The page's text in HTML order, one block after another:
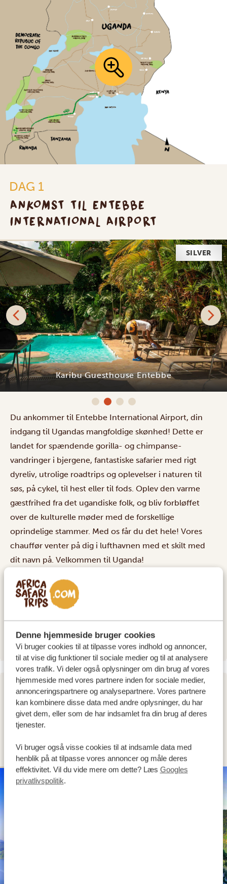
Denne hjemmeside bruger cookies
Vi bruger cookies til at tilpasse vores indhold og annoncer,
til at vise dig funktioner til sociale medier og til at analysere
vores trafik. Vi deler også oplysninger om din brug af vores
hjemmeside med vores partnere inden for sociale medier,
annonceringspartnere og analysepartnere. Vores partnere
kan kombinere disse data med andre oplysninger, du har
givet dem, eller som de har indsamlet fra din brug af deres
tjenester.
Vi bruger også visse cookies til at indsamle data med
henblik på at tilpasse vores annoncer og måle deres
effektivitet. Vil du vide mere om dette? Læs Googles
privatlivspolitik.
DAG 1
ANKOMST TIL ENTEBBE
INTERNATIONAL AIRPORT
SILVER
Karibu Guesthouse Entebbe
Du ankommer til Entebbe International Airport, din
indgang til Ugandas mangfoldige skønhed! Dette er
landet for spændende gorilla- og chimpanse-
vandringer i bjergene, fantastiske safarier med rigt
dyreliv, utrolige roadtrips og oplevelser i naturen til
søs, på cykel, til hest eller til fods. Oplev den varme
gæstfrihed fra det ugandiske folk, og bliv forbløffet
over de kulturelle møder med de forskellige
oprindelige stammer. Med os får du det hele! Vores
chauffør venter på dig i lufthavnen med et skilt med
dit navn på. Velkommen til Uganda!
SILVER Karibu Guesthouse Entebbe
Protea Hotel Entebbe
DAG 2
KØR FRA ENTEBBE / KAMPALA TIL
BWINDI IMPENETRABLE FOREST
NATIONAL PARK